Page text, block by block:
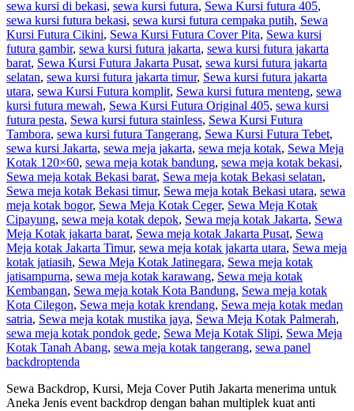
sewa kursi di bekasi, sewa kursi futura, Sewa Kursi futura 405,
sewa kursi futura bekasi, sewa kursi futura cempaka putih, Sewa
Kursi Futura Cikini, Sewa Kursi Futura Cover Pita, Sewa kursi
futura gambir, sewa kursi futura jakarta, sewa kursi futura jakarta
barat, Sewa Kursi Futura Jakarta Pusat, sewa kursi futura jakarta
selatan, sewa kursi futura jakarta timur, Sewa kursi futura jakarta
utara, sewa Kursi Futura komplit, Sewa kursi futura menteng, sewa
kursi futura mewah, Sewa Kursi Futura Original 405, sewa kursi
futura pesta, Sewa kursi futura stainless, Sewa Kursi Futura
Tambora, sewa kursi futura Tangerang, Sewa Kursi Futura Tebet,
sewa kursi Jakarta, sewa meja jakarta, sewa meja kotak, Sewa Meja
Kotak 120×60, sewa meja kotak bandung, sewa meja kotak bekasi,
Sewa meja kotak Bekasi barat, Sewa meja kotak Bekasi selatan,
Sewa meja kotak Bekasi timur, Sewa meja kotak Bekasi utara, sewa
meja kotak bogor, Sewa Meja Kotak Ceger, Sewa Meja Kotak
Cipayung, sewa meja kotak depok, Sewa meja kotak Jakarta, Sewa
Meja Kotak jakarta barat, Sewa meja kotak Jakarta Pusat, Sewa
Meja kotak Jakarta Timur, sewa meja kotak jakarta utara, Sewa meja
kotak jatiasih, Sewa Meja Kotak Jatinegara, Sewa meja kotak
jatisampurna, sewa meja kotak karawang, Sewa meja kotak
Kembangan, Sewa meja kotak Kota Bandung, Sewa meja kotak
Kota Cilegon, Sewa meja kotak krendang, Sewa meja kotak medan
satria, Sewa meja kotak mustika jaya, Sewa Meja Kotak Palmerah,
sewa meja kotak pondok gede, Sewa Meja Kotak Slipi, Sewa Meja
Kotak Tanah Abang, sewa meja kotak tangerang, sewa panel
backdroptenda
Sewa Backdrop, Kursi, Meja Cover Putih Jakarta menerima untuk
Aneka Jenis event backdrop dengan bahan multiplek kuat anti